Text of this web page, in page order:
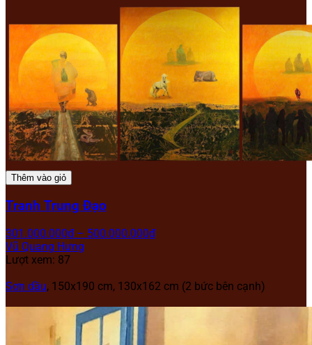
Thêm vào giỏ
Tranh Trung Đạo
301.000.000₫ – 500.000.000₫
Vũ Quang Hưng
Lượt xem: 87
Sơn dầu, 150x190 cm, 130x162 cm (2 bức bên cạnh)